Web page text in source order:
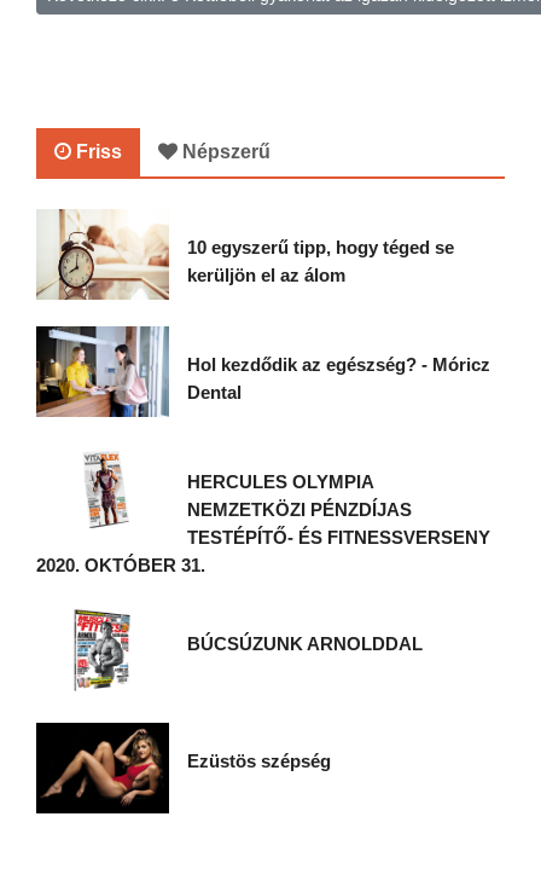
Friss Népszerű
10 egyszerű tipp, hogy téged se
kerüljön el az álom
Hol kezdődik az egészség? - Móricz
Dental
HERCULES OLYMPIA
NEMZETKÖZI PÉNZDÍJAS
TESTÉPÍTŐ- ÉS FITNESSVERSENY
2020. OKTÓBER 31.
BÚCSÚZUNK ARNOLDDAL
Ezüstös szépség